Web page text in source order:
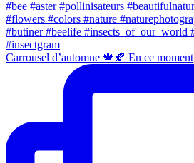
Carrousel d’automne 🍁🍂 En ce